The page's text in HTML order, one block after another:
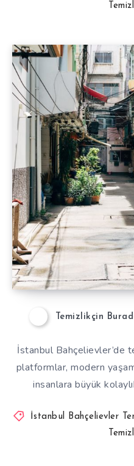
Temizlikçin
İstanbul Bahçelievler’de
platformlar, modern
insanlara büyük
İstanbul Bahçelievler